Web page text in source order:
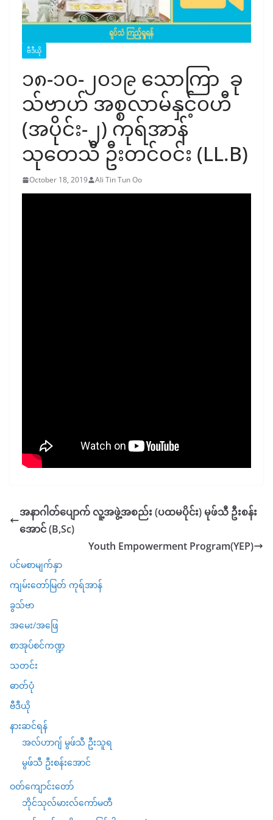
ဗီဒီယို
၁၈-၁၀-၂၀၁၉ သောကြာ ‌ ‌ခု
သ်ဗာဟ် အစ္စလာမ်နှင့်၀ဟီ
(အပိုင်း-၂) ကုရ်အာန်
သုတေသီ ဦးတင်ဝင်း (LL.B)
October 18, 2019 Ali Tin Tun Oo
အနာဂါတ်ပျောက် လူ့အဖွဲ့အစည်း (ပထမပိုင်း) မုဖ်သီ ဦးစန်း
အောင် (B,Sc)
Youth Empowerment Program(YEP)
ပင်မစာမျက်နှာ
ကျမ်းတော်မြတ် ကုရ်အာန်
ခွသ်ဗာ
အမေး/အဖြေ
စာအုပ်စင်ကဏ္ဍ
သတင်း
ဓာတ်ပုံ
ဗီဒီယို
နားဆင်ရန်
အလ်ဟာဂျ် မွဖ်သီ ဦးသူရ
မွဖ်သီ ဦးစန်းအောင်
ဝတ်ကျောင်းတော်
ဘိုင်သုလ်မားလ်ကော်မတီ